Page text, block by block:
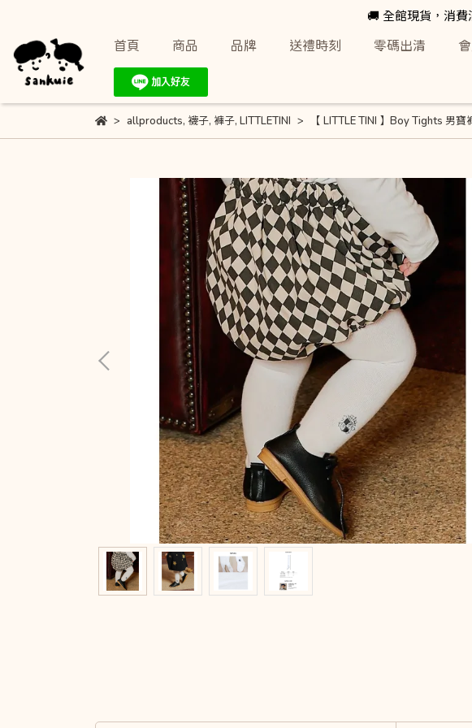
🚚 全館現貨，消
首頁 商品 品牌 送禮時刻 零碼出清
allproducts, 襪子, 褲子, LITTLETINI 【 LITTLE TINI 】Boy Tights 男